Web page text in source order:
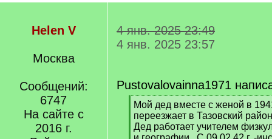
Helen V
Москва
Сообщений:
6747
На сайте с
2016 г.
4 янв. 2025 23:49
4 янв. 2025 23:57
Pustovalovainna1971
[
q
]
Мой дед вместе с женой в
переезжает в Тазовский
Дед работает учителем